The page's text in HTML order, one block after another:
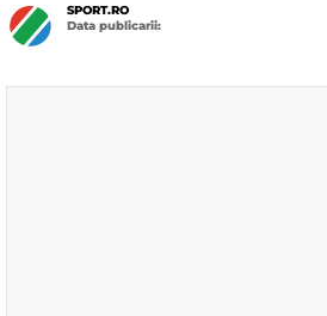
SPORT.RO
Data publicarii: